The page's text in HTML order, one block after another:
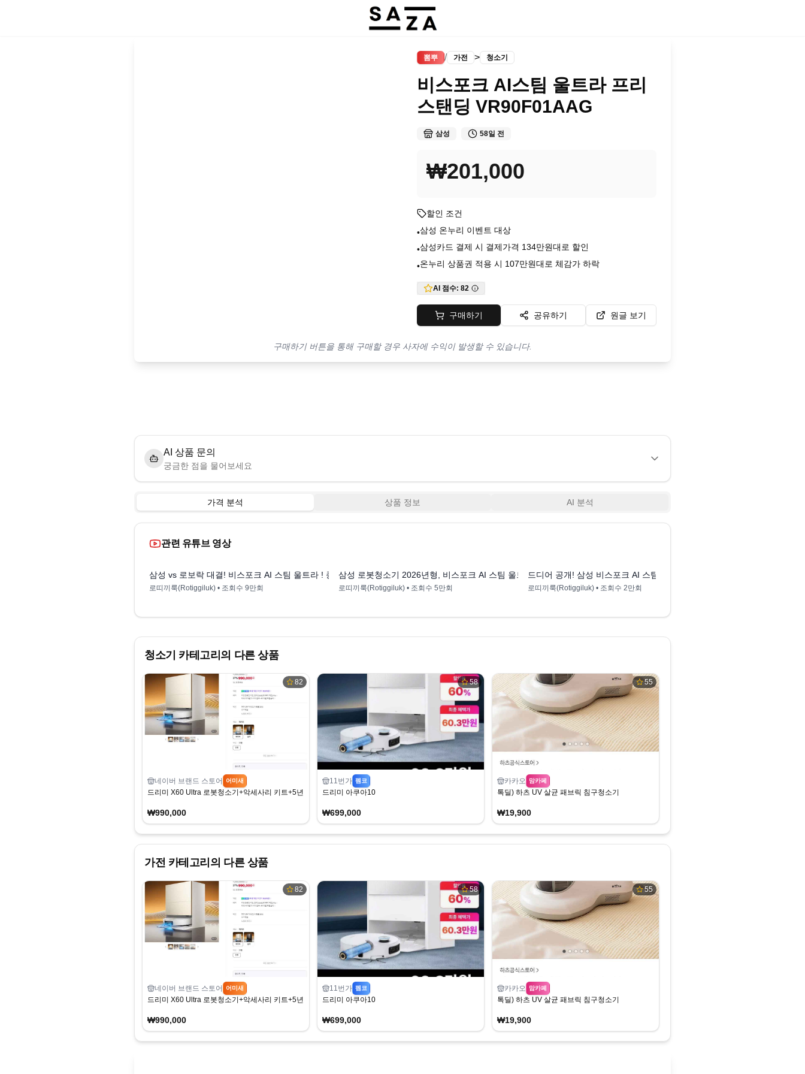
뽐뿌 / 가전 > 청소기
비스포크 AI스팀 울트라 프리
스탠딩 VR90F01AAG
삼성 58일 전
₩201,000
할인 조건
•삼성 온누리 이벤트 대상
•삼성카드 결제 시 결제가격 134만원대로 할인
•온누리 상품권 적용 시 107만원대로 체감가 하락
AI 점수: 82
구매하기 공유하기 원글 보기
구매하기 버튼을 통해 구매할 경우 사자에 수익이 발생할 수 있습니다.
AI 상품 문의
궁금한 점을 물어보세요
가격 분석 상품 정보 AI 분석
관련 유튜브 영상
삼성 vs 로보락 대결! 비스포크 AI 스팀 울트라 ! 종합 테스트해보니 이런 반전이...
로띠끼룩(Rotiggiluk) • 조회수 9만회
삼성 로봇청소기 2026년형, 비스포크 AI 스팀 울트라 한국 제품 이젠 사도 될까?
로띠끼룩(Rotiggiluk) • 조회수 5만회
드디어 공개! 삼성 비스포크 AI 스팀 울트라, 가격/기능 미쳤네..
로띠끼룩(Rotiggiluk) • 조회수 2만회
청소기 카테고리의 다른 상품
82
네이버 브랜드 스토어 어미새
드리미 X60 Ultra 로봇청소기+악세사리 키트+5년 보증 990,000원
₩990,000
58
11번가 펨코
드리미 아쿠아10
₩699,000
55
카카오 맘카페
톡딜) 하츠 UV 살균 패브릭 침구청소기
₩19,900
가전 카테고리의 다른 상품
82
네이버 브랜드 스토어 어미새
드리미 X60 Ultra 로봇청소기+악세사리 키트+5년 보증 990,000원
₩990,000
58
11번가 펨코
드리미 아쿠아10
₩699,000
55
카카오 맘카페
톡딜) 하츠 UV 살균 패브릭 침구청소기
₩19,900